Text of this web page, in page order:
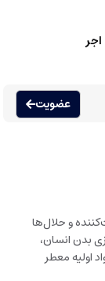
عضویت
و حلال‌ها
بدن انسان،
اولیه معطر